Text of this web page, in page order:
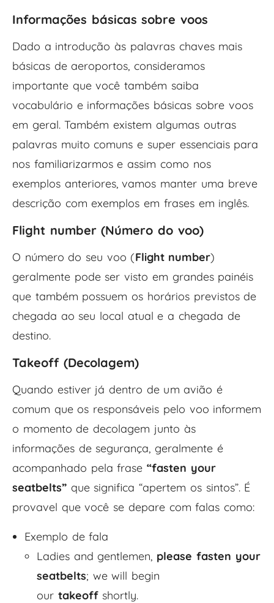
Informações básicas sobre voos
Dado a introdução às palavras chaves mais
básicas de aeroportos, consideramos
importante que você também saiba
vocabulário e informações básicas sobre voos
em geral. Também existem algumas outras
palavras muito comuns e super essenciais para
nos familiarizarmos e assim como nos
exemplos anteriores, vamos manter uma breve
descrição com exemplos em frases em inglês.
Flight number (Número do voo)
O número do seu voo (Flight number)
geralmente pode ser visto em grandes painéis
que também possuem os horários previstos de
chegada ao seu local atual e a chegada de
destino.
Takeoff (Decolagem)
Quando estiver já dentro de um avião é
comum que os responsáveis pelo voo informem
o momento de decolagem junto às
informações de segurança, geralmente é
acompanhado pela frase“fasten your
seatbelts” que significa “apertem os sintos”. É
provavel que você se depare com falas como:
Exemplo de fala
Ladies and gentlemen, please fasten your
seatbelts; we will begin
our takeoffshortly.